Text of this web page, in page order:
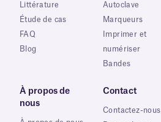
Littérature
Étude de cas
FAQ
Blog
Autoclave
Marqueurs
Imprimer et
numériser
Bandes
À propos de
nous
Contact
Contactez-nous